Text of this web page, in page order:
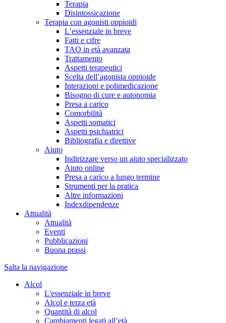
Terapia
Disintossicazione
Terapia con agonisti oppioidi
L’essenziale in breve
Fatti e cifre
TAO in età avanzata
Trattamento
Aspetti terapeutici
Scelta dell’agonista oppioide
Interazioni e polimedicazione
Bisogno di cure e autonomia
Presa a carico
Comorbilità
Aspetti somatici
Aspetti psichiatrici
Bibliografia e direttive
Aiuto
Indirizzare verso un aiuto specializzato
Aiuto online
Presa a carico a lungo termine
Strumenti per la pratica
Altre informazioni
Indexdipendenze
Attualità
Attualità
Eventi
Pubblicazioni
Buona prassi
Salta la navigazione
Alcol
L'essenziale in breve
Alcol e terza età
Quantità di alcol
Cambiamenti legati all’età